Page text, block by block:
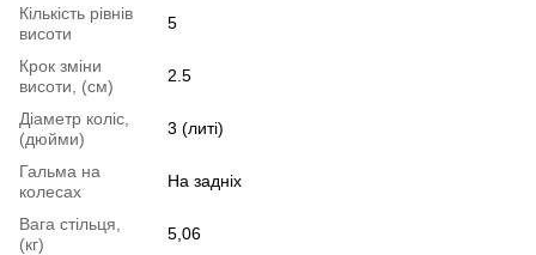
Кількість рівнів
висоти
5
Крок зміни
висоти, (см)
2.5
Діаметр коліс,
(дюйми)
3 (литі)
Гальма на
колесах
На задніх
Вага стільця,
(кг)
5,06